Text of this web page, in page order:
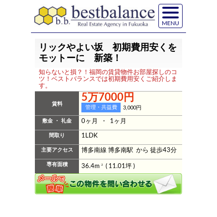
MENU
リックやよい坂 初期費用安くを
モットーに 新築！
知らないと損？！福岡の賃貸物件お部屋探しのコ
ツ！ベストバランスでは初期費用安くご紹介しま
す。
賃料
5万7000円
管理・共益費 3,000円
敷金 ・ 礼金 0ヶ月 ・ 1ヶ月
間取り 1LDK
主要アクセス 博多南線 博多南駅 から 徒歩43分
専有面積 36.4m2 ( 11.01坪 )